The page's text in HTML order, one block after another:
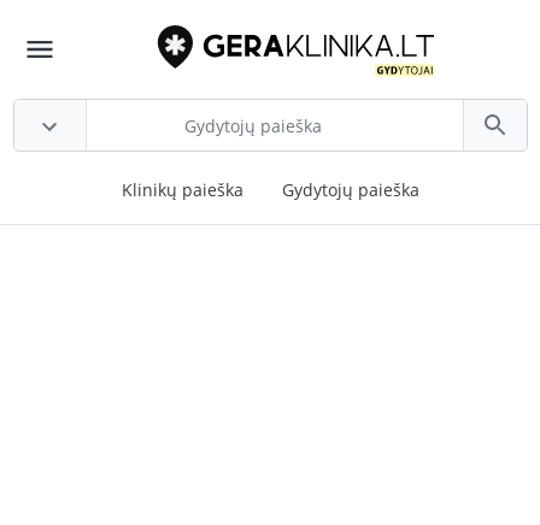
Klinikų paieška Gydytojų paieška